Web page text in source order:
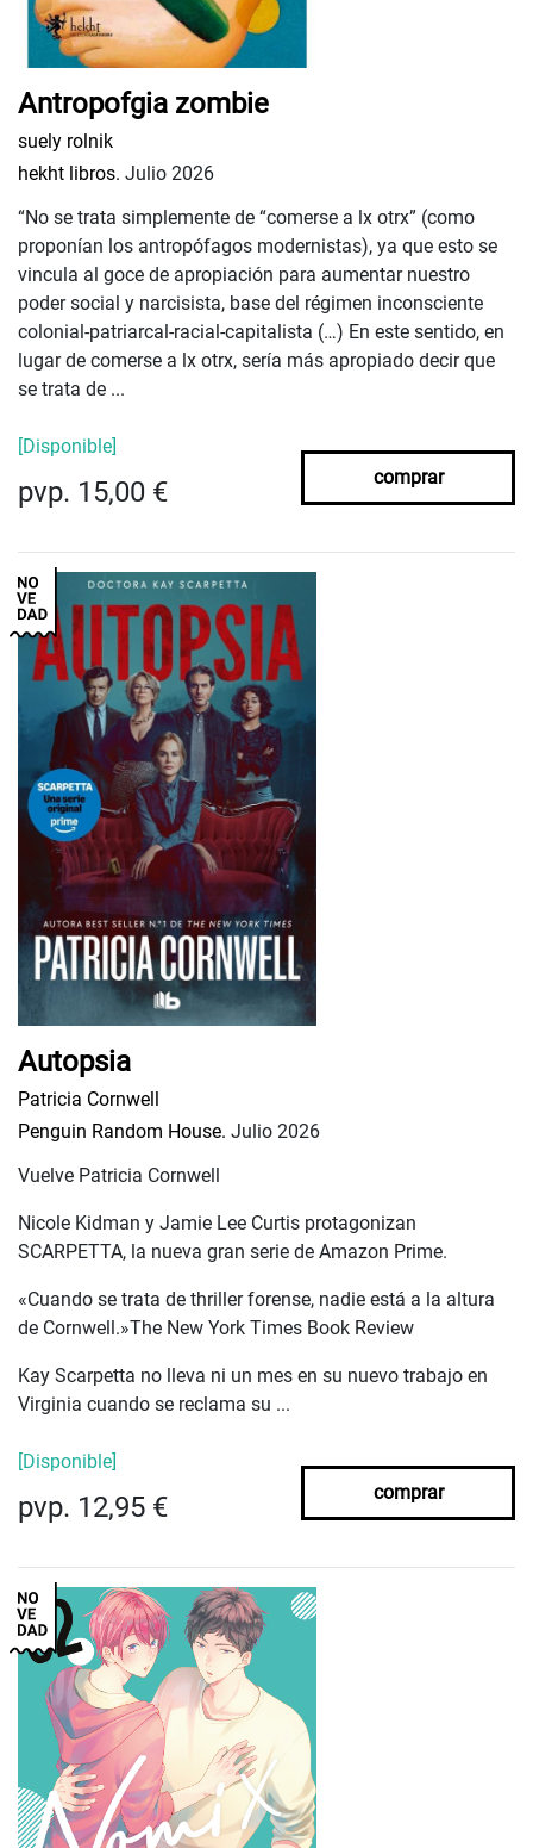
Antropofgia zombie
suely rolnik
hekht libros. Julio 2026
“No se trata simplemente de “comerse a lx otrx” (como
proponían los antropófagos modernistas), ya que esto se
vincula al goce de apropiación para aumentar nuestro
poder social y narcisista, base del régimen inconsciente
colonial-patriarcal-racial-capitalista (…) En este sentido, en
lugar de comerse a lx otrx, sería más apropiado decir que
se trata de ...
[Disponible]
pvp. 15,00 € comprar
Autopsia
Patricia Cornwell
Penguin Random House. Julio 2026
Vuelve Patricia Cornwell
Nicole Kidman y Jamie Lee Curtis protagonizan
SCARPETTA, la nueva gran serie de Amazon Prime.
«Cuando se trata de thriller forense, nadie está a la altura
de Cornwell.»The New York Times Book Review
Kay Scarpetta no lleva ni un mes en su nuevo trabajo en
Virginia cuando se reclama su ...
[Disponible]
pvp. 12,95 € comprar